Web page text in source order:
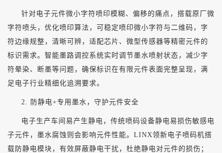
针对电子元件微小字符喷印模糊、偏移的痛点，搭载原厂微
字符喷头，优化喷印算法，可稳定喷印微小字符与二维码，字
符边缘规整，清晰可辨，适配芯片、微型传感器等精密元件的
标识需求。智能墨路调控系统实时调节墨水喷射状态，减少字
符晕染、断墨等问题，确保标识在有限元件表面完整呈现，满
足电子行业精细化追溯要求。
2. 防静电+专用墨水，守护元件安全
电子生产车间易产生静电，传统喷码设备静电易损伤敏感电
子元件，墨水腐蚀则会影响元件性能。 LINX领新电子喷码机搭
载防静电模块，有效屏蔽静电干扰，杜绝静电对元件的损伤；